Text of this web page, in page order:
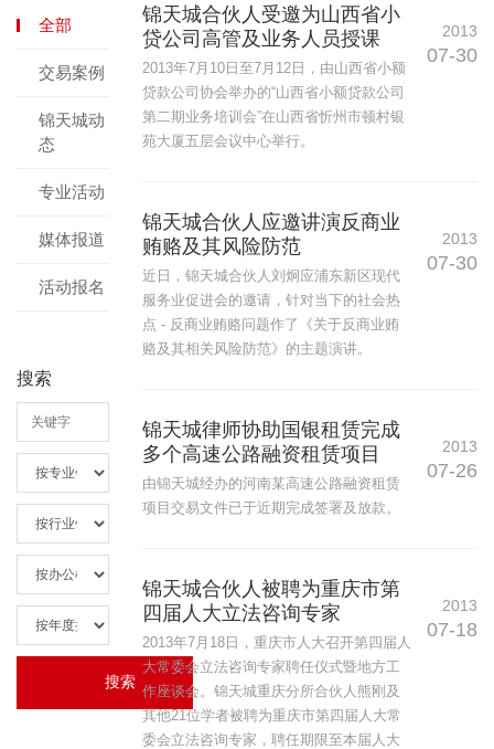
全部
交易案例
锦天城动
态
专业活动
媒体报道
活动报名
搜索
锦天城合伙人受邀为山西省小
贷公司高管及业务人员授课
2013年7月10日至7月12日，由山西省小额
贷款公司协会举办的“山西省小额贷款公司
第二期业务培训会”在山西省忻州市顿村银
苑大厦五层会议中心举行。
2013
07-30
锦天城合伙人应邀讲演反商业
贿赂及其风险防范
近日，锦天城合伙人刘炯应浦东新区现代
服务业促进会的邀请，针对当下的社会热
点 - 反商业贿赂问题作了《关于反商业贿
赂及其相关风险防范》的主题演讲。
2013
07-30
锦天城律师协助国银租赁完成
多个高速公路融资租赁项目
由锦天城经办的河南某高速公路融资租赁
项目交易文件已于近期完成签署及放款。
2013
07-26
锦天城合伙人被聘为重庆市第
四届人大立法咨询专家
2013年7月18日，重庆市人大召开第四届人
大常委会立法咨询专家聘任仪式暨地方工
作座谈会。锦天城重庆分所合伙人熊刚及
其他21位学者被聘为重庆市第四届人大常
委会立法咨询专家，聘任期限至本届人大
2013
07-18